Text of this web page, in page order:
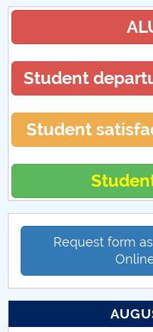
Student
Student
Request form